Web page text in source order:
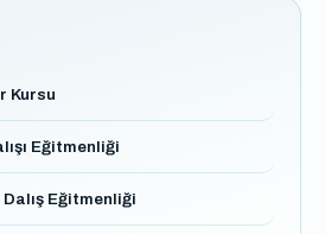
Kursu
Eğitmenliği
Dalış Eğitmenliği